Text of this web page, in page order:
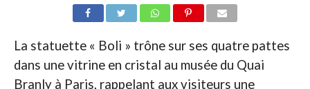
La statuette « Boli » trône sur ses quatre pattes
dans une vitrine en cristal au musée du Quai
Branly à Paris, rappelant aux visiteurs une